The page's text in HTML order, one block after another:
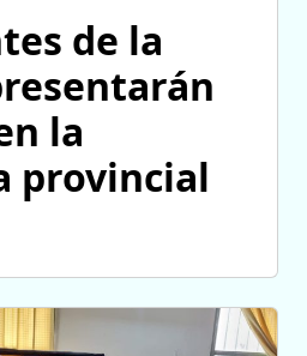
de la
la
provincial